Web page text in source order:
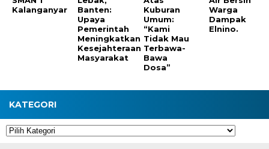
Kalanganyar
Banten:
Upaya
Pemerintah
Meningkatkan
Kesejahteraan
Masyarakat
Kuburan
Umum:
“Kami
Tidak Mau
Terbawa-
Bawa
Dosa”
Warga
Dampak
Elnino.
KATEGORI
Kategori